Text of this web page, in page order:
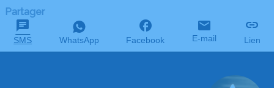
Partager
SMS WhatsApp Facebook E-mail Lien